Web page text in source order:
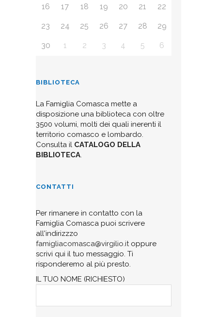
16 17 18 19 20 21 22
23 24 25 26 27 28 29
30 1 2 3 4 5 6
BIBLIOTECA
La Famiglia Comasca mette a
disposizione una biblioteca con oltre
3500 volumi, molti dei quali inerenti il
territorio comasco e lombardo.
Consulta il CATALOGO DELLA
BIBLIOTECA.
CONTATTI
Per rimanere in contatto con la
Famiglia Comasca puoi scrivere
all'indirizzzo
famigliacomasca@virgilio.itoppure
scrivi qui il tuo messaggio. Ti
risponderemo al più presto.
IL TUO NOME (RICHIESTO)